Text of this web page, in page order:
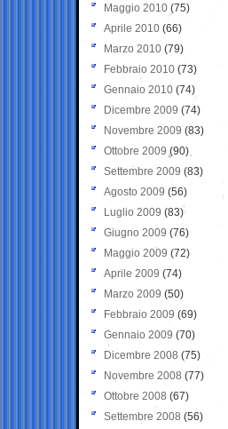
Maggio 2010 (75)
Aprile 2010 (66)
Marzo 2010 (79)
Febbraio 2010 (73)
Gennaio 2010 (74)
Dicembre 2009 (74)
Novembre 2009 (83)
Ottobre 2009 (90)
Settembre 2009 (83)
Agosto 2009 (56)
Luglio 2009 (83)
Giugno 2009 (76)
Maggio 2009 (72)
Aprile 2009 (74)
Marzo 2009 (50)
Febbraio 2009 (69)
Gennaio 2009 (70)
Dicembre 2008 (75)
Novembre 2008 (77)
Ottobre 2008 (67)
Settembre 2008 (56)